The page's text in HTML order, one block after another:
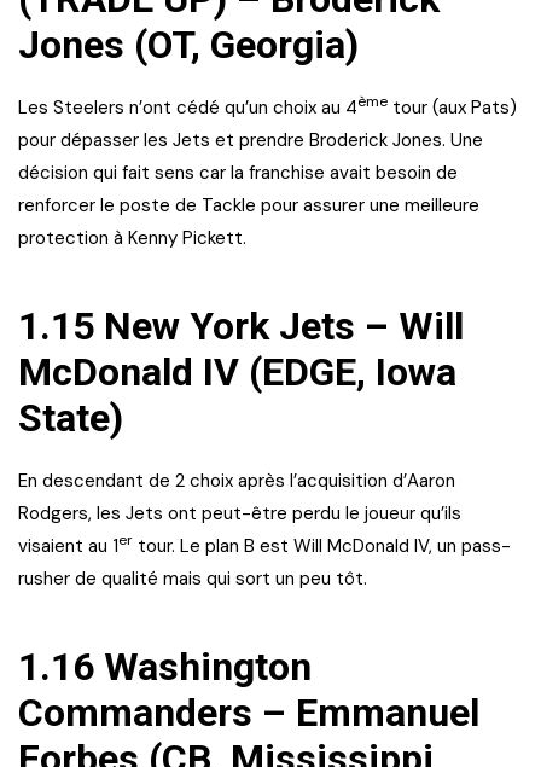
Jones (OT, Georgia)
Les Steelers n’ont cédé qu’un choix au 4ème tour (aux Pats)
pour dépasser les Jets et prendre Broderick Jones. Une
décision qui fait sens car la franchise avait besoin de
renforcer le poste de Tackle pour assurer une meilleure
protection à Kenny Pickett.
1.15 New York Jets – Will
McDonald IV (EDGE, Iowa
State)
En descendant de 2 choix après l’acquisition d’Aaron
Rodgers, les Jets ont peut-être perdu le joueur qu’ils
visaient au 1er tour. Le plan B est Will McDonald IV, un pass-
rusher de qualité mais qui sort un peu tôt.
1.16 Washington
Commanders – Emmanuel